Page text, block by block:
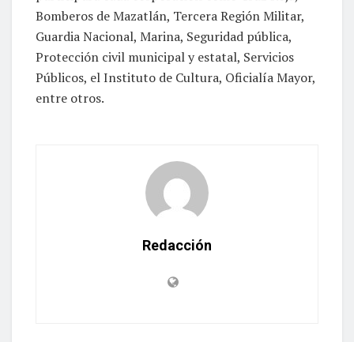
Bomberos de Mazatlán, Tercera Región Militar,
Guardia Nacional, Marina, Seguridad pública,
Protección civil municipal y estatal, Servicios
Públicos, el Instituto de Cultura, Oficialía Mayor,
entre otros.
Redacción